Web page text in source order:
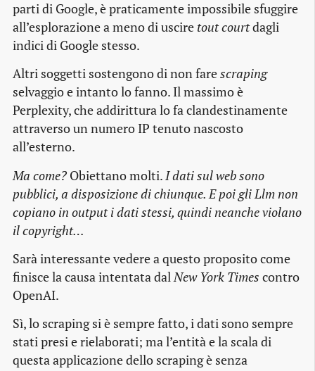
parti di Google, è praticamente impossibile sfuggire
all’esplorazione a meno di uscire tout courtdagli
indici di Google stesso.
Altri soggetti sostengono di non farescraping
selvaggio e intanto lo fanno. Il massimo è
Perplexity, che addirittura lo fa clandestinamente
attraverso un numero IP tenuto nascosto
all’esterno.
Ma come? Obiettano molti. I dati sul web sono
pubblici, a disposizione di chiunque. E poi gli Llm non
copiano in output i dati stessi, quindi neanche violano
il copyright…
Sarà interessante vedere a questo proposito come
finisce la causa intentata dal New York Times contro
OpenAI.
Sì, lo scraping si è sempre fatto, i dati sono sempre
stati presi e rielaborati; ma l’entità e la scala di
questa applicazione dello scraping è senza